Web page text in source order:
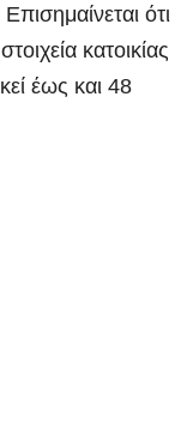
ότι
κατοικίας
έως και 48